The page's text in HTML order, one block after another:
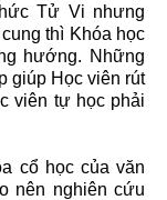
Tử Vi nhưng
thì Khóa học
hướng. Những
giúp Học viên rút
viên tự học phải
cổ học của văn
nên nghiên cứu